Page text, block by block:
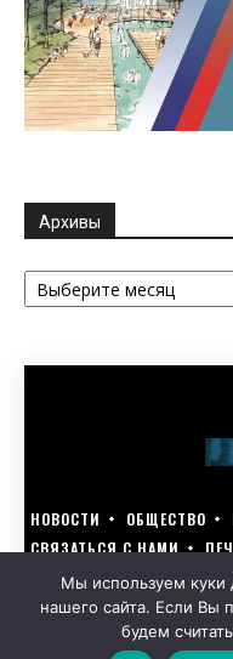
Архивы
Архивы
НОВОСТИ ОБЩЕСТВО
СВЯЗАТЬСЯ С НАМИ
ГОЛОСУЙ ЗА
GOLOS-NAZRANI.RU ВСЕ
ПОЛИТИКА
Мы используем куки
нашего сайта. Если Вы
будем